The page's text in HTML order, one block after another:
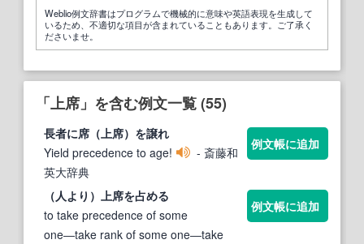
Weblio例文辞書はプログラムで機械的に意味や英語表現を生成して
いるため、不適切な項目が含まれていることもあります。ご了承く
ださいませ。
「上席」を含む例文一覧 (55)
長者に席（ 上席）を譲れ
Yield precedence to age!
- 斎藤和
英大辞典
例文帳に追加
（人より） 上席を占める
to take precedence of some
one―take rank of some one―take
例文帳に追加